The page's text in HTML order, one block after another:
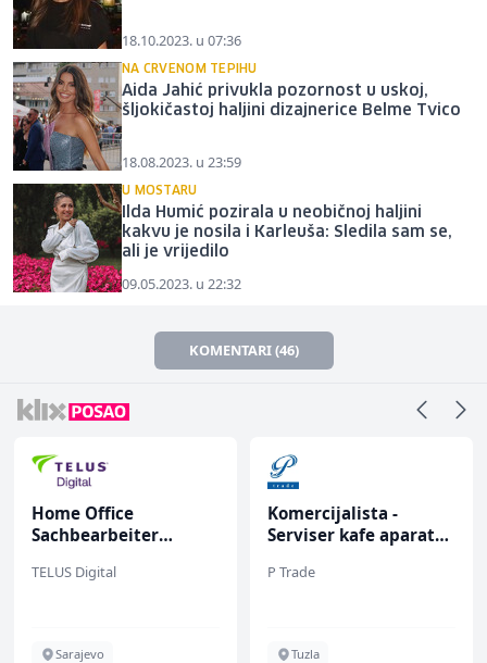
18.10.2023. u 07:36
NA CRVENOM TEPIHU
Aida Jahić privukla pozornost u uskoj,
šljokičastoj haljini dizajnerice Belme Tvico
18.08.2023. u 23:59
U MOSTARU
Ilda Humić pozirala u neobičnoj haljini
kakvu je nosila i Karleuša: Sledila sam se,
ali je vrijedilo
09.05.2023. u 22:32
KOMENTARI (46)
Home Office
Sachbearbeiter
bekannten deutschen
TELUS Digital
Sarajevo
Komercijalista -
Serviser kafe aparata
P Trade
Tuzla